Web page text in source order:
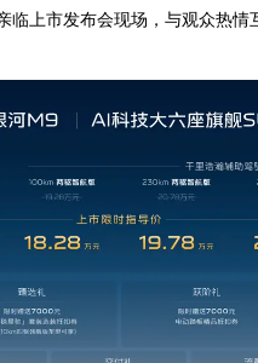
临上市发布会现场，与观众热情